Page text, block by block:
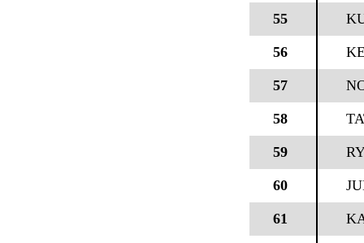
55
56
57
58
59
60
61